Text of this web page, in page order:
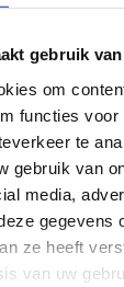
gebruik
om
functies
te
gebruik van
media,
gegevens
ze heeft
van uw
voor
ik
en het
te wisselen en
trends en
informatie